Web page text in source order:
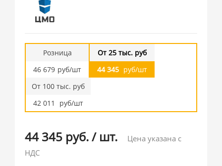
Розница
46 679 руб/шт
От 25 тыс. руб
44 345 руб/шт
От 100 тыс. руб
42 011
руб/шт
44 345 руб./ шт.
Цена указана с
НДС